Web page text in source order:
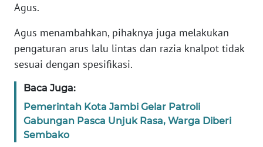
Agus.
Agus menambahkan, pihaknya juga melakukan
pengaturan arus lalu lintas dan razia knalpot tidak
sesuai dengan spesifikasi.
Baca Juga:
Pemerintah Kota Jambi Gelar Patroli
Gabungan Pasca Unjuk Rasa, Warga Diberi
Sembako
WN
WN
SULTENG
SULBAR
WN